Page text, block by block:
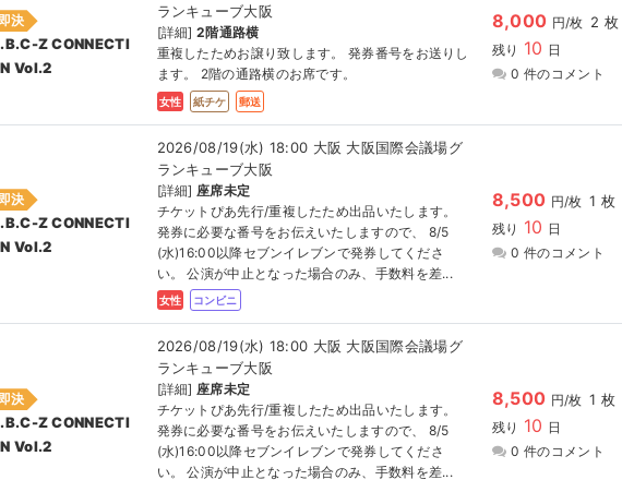
決
Z CONNECTI
Vol.2
ランキューブ大阪
[詳細]2階通路横
重複したためお譲り致します。 発券番号をお送りし
ます。 2階の通路横のお席です。
女性 紙チケ 郵送
8,000 円/枚 2 枚
残り 10 日
0 件のコメント
決
Z CONNECTI
Vol.2
2026/08/19(水) 18:00 大阪 大阪国際会議場グ
ランキューブ大阪
[詳細] 座席未定
チケットぴあ先行/重複したため出品いたします。
発券に必要な番号をお伝えいたしますので、 8/5
(水)16:00以降セブンイレブンで発券してくださ
い。 公演が中止となった場合のみ、手数料を差...
女性 コンビニ
8,500 円/枚 1 枚
残り 10 日
0 件のコメント
決
Z CONNECTI
Vol.2
2026/08/19(水) 18:00 大阪 大阪国際会議場グ
ランキューブ大阪
[詳細] 座席未定
チケットぴあ先行/重複したため出品いたします。
発券に必要な番号をお伝えいたしますので、 8/5
(水)16:00以降セブンイレブンで発券してくださ
い。 公演が中止となった場合のみ、手数料を差...
8,500 円/枚 1 枚
残り 10 日
0 件のコメント